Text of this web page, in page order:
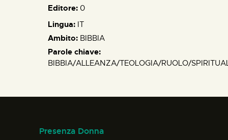
Editore: 0
Lingua: IT
Ambito: BIBBIA
Parole chiave:
BIBBIA/ALLEANZA/TEOLOGIA/RUOLO/
Presenza Donna